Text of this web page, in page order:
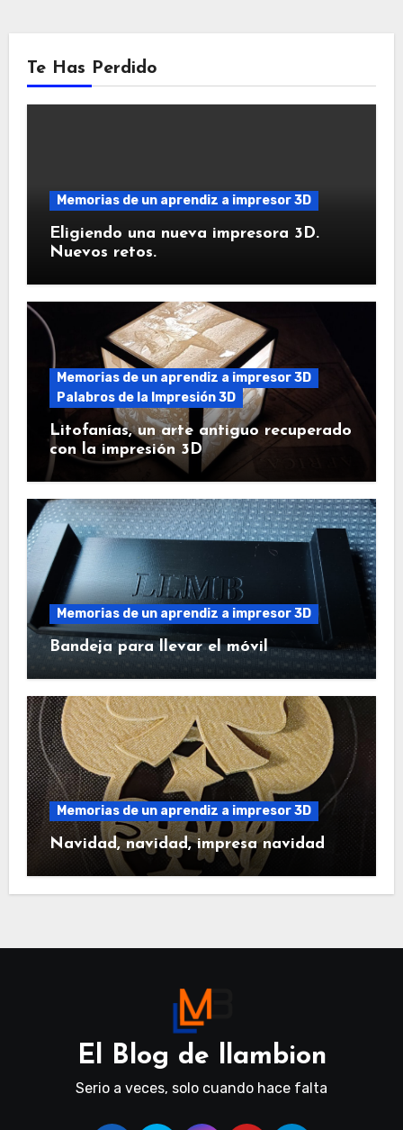
Te Has Perdido
Memorias de un aprendiz a impresor 3D
Eligiendo una nueva impresora 3D.
Nuevos retos.
Memorias de un aprendiz a impresor 3D
Palabros de la Impresión 3D
Litofanías, un arte antiguo recuperado
con la impresión 3D
Memorias de un aprendiz a impresor 3D
Bandeja para llevar el móvil
Memorias de un aprendiz a impresor 3D
Navidad, navidad, impresa navidad
El Blog de llambion
Serio a veces, solo cuando hace falta